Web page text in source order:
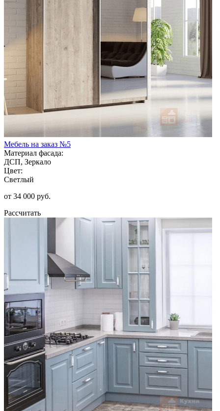
Мебель на заказ №5
Материал фасада:
ДСП, Зеркало
Цвет:
Светлый
от 34 000 руб.
Рассчитать